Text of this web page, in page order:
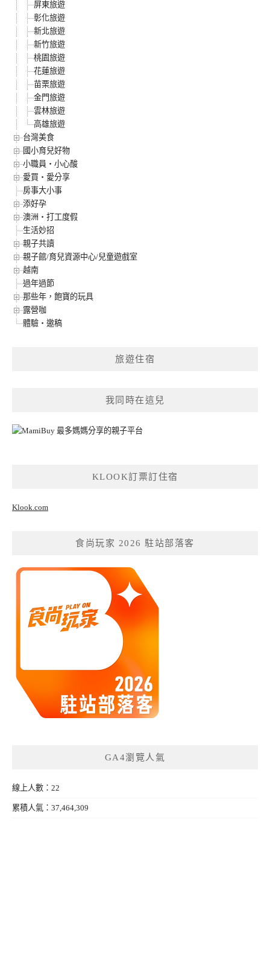
屏東旅遊
彰化旅遊
新北旅遊
新竹旅遊
桃園旅遊
花蓮旅遊
苗栗旅遊
金門旅遊
雲林旅遊
高雄旅遊
台灣美食
國小育兒好物
小職員‧小心酸
愛買‧愛分享
房事大小事
添好孕
澳洲‧打工度假
生活妙招
親子共讀
親子館/育兒資源中心/兒童遊戲室
越南
過年過節
那些年，飽寶的玩具
露營咖
體驗‧邀稿
旅遊住宿
我同時在這兒
KLOOK訂票訂住宿
Klook.com
食尚玩家 2026 駐站部落客
GA4瀏覽人氣
線上人數：22
累積人氣：37,464,309